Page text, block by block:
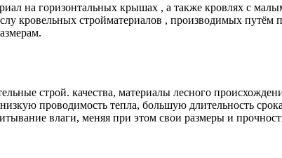
на горизонтальных крышах , а также кровлях с
кровельных стройматериалов , производимых путём
строй. качества, материалы лесного
проводимость тепла, большую длительность
влаги, меняя при этом свои размеры и